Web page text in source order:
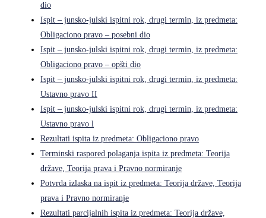
dio
Ispit – junsko-julski ispitni rok, drugi termin, iz predmeta:
Obligaciono pravo – posebni dio
Ispit – junsko-julski ispitni rok, drugi termin, iz predmeta:
Obligaciono pravo – opšti dio
Ispit – junsko-julski ispitni rok, drugi termin, iz predmeta:
Ustavno pravo II
Ispit – junsko-julski ispitni rok, drugi termin, iz predmeta:
Ustavno pravo l
Rezultati ispita iz predmeta: Obligaciono pravo
Terminski raspored polaganja ispita iz predmeta: Teorija
države, Teorija prava i Pravno normiranje
Potvrda izlaska na ispit iz predmeta: Teorija države, Teorija
prava i Pravno normiranje
Rezultati parcijalnih ispita iz predmeta: Teorija države,